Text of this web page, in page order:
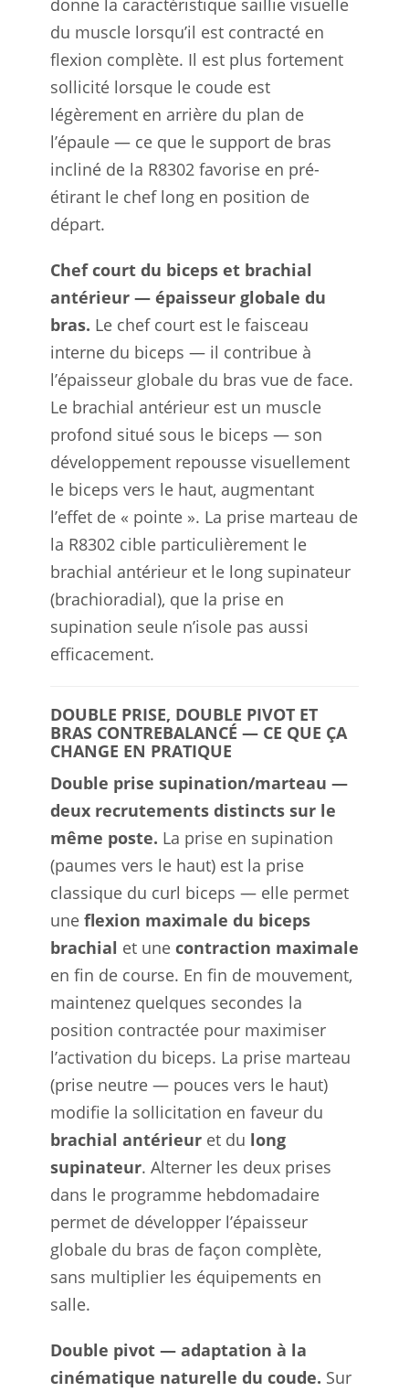
donne la caractéristique saillie visuelle
du muscle lorsqu’il est contracté en
flexion complète. Il est plus fortement
sollicité lorsque le coude est
légèrement en arrière du plan de
l’épaule — ce que le support de bras
incliné de la R8302 favorise en pré-
étirant le chef long en position de
départ.
Chef court du biceps et brachial
antérieur — épaisseur globale du
bras. Le chef court est le faisceau
interne du biceps — il contribue à
l’épaisseur globale du bras vue de face.
Le brachial antérieur est un muscle
profond situé sous le biceps — son
développement repousse visuellement
le biceps vers le haut, augmentant
l’effet de « pointe ». La prise marteau de
la R8302 cible particulièrement le
brachial antérieur et le long supinateur
(brachioradial), que la prise en
supination seule n’isole pas aussi
efficacement.
DOUBLE PRISE, DOUBLE PIVOT ET
BRAS CONTREBALANCÉ — CE QUE ÇA
CHANGE EN PRATIQUE
Double prise supination/marteau —
deux recrutements distincts sur le
même poste. La prise en supination
(paumes vers le haut) est la prise
classique du curl biceps — elle permet
une flexion maximale du biceps
brachial et une contraction maximale
en fin de course. En fin de mouvement,
maintenez quelques secondes la
position contractée pour maximiser
l’activation du biceps. La prise marteau
(prise neutre — pouces vers le haut)
modifie la sollicitation en faveur du
brachial antérieur et du long
supinateur. Alterner les deux prises
dans le programme hebdomadaire
permet de développer l’épaisseur
globale du bras de façon complète,
sans multiplier les équipements en
salle.
Double pivot — adaptation à la
cinématique naturelle du coude. Sur